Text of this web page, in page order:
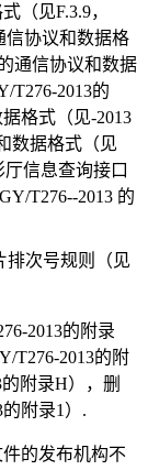
（见F.3.9，
信协议和数据格
通信协议和数据
T276-2013的
格式（见-2013
数据格式（见
厅信息查询接口
T276--2013 的
排次号规则（见
2013的附录
T276-2013的附
附录H），删
附录1）.
的发布机构不